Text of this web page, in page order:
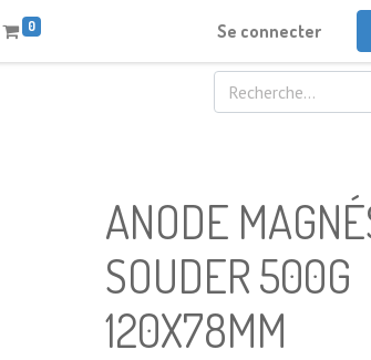
0 Se connecter
ANODE
SOUDER 500G
120X78MM